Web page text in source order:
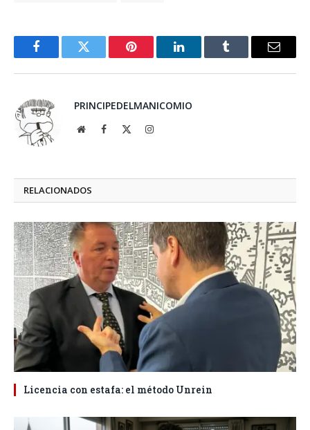
FacebookTwitter Pinterest LinkedInTumblr Email
PRINCIPEDELMANICOMIO
WebsiteFacebook Instagram
RELACIONADOS
Licencia con estafa: el método Unrein